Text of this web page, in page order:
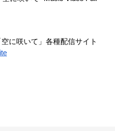
に咲いて」各種配信サイト